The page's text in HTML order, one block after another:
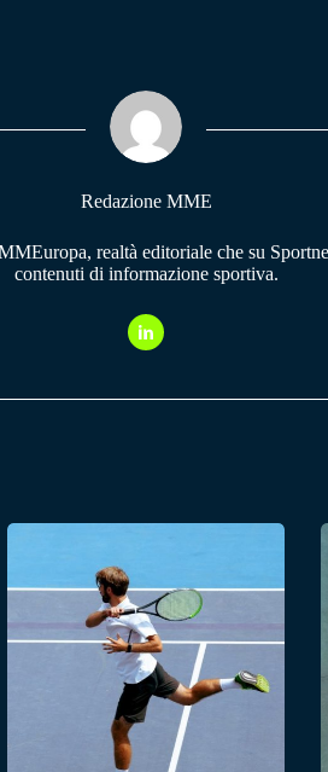
Redazione MME
realtà editoriale che su
contenuti di informazione sportiva.